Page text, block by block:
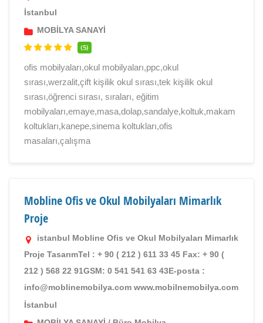
İstanbul
MOBİLYA SANAYİ
(5)
ofis mobilyaları,okul mobilyaları,ppc,okul
sırası,werzalit,çift kişilik okul sırası,tek kişilik okul
sırası,öğrenci sırası, sıraları, eğitim
mobilyaları,emaye,masa,dolap,sandalye,koltuk,makam
koltukları,kanepe,sinema koltukları,ofis
masaları,çalışma
Mobline Ofis ve Okul Mobilyaları Mimarlık
Proje
istanbul Mobline Ofis ve Okul Mobilyaları Mimarlık
Proje TasarımTel : + 90 ( 212 ) 611 33 45 Fax: + 90 (
212 ) 568 22 91GSM: 0 541 541 63 43E-posta :
info@moblinemobilya.com www.mobilnemobilya.com
İstanbul